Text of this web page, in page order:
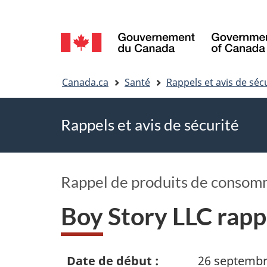
Sélection
de
la
Canada.ca Santé Rappels et avis de
Rappels et avis de sécurité
Rappel de produits de
Boy Story LLC
Date de début :
26